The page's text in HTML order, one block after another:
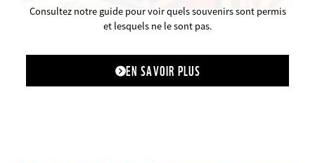
Consultez notre guide pour voir quels souvenirs sont permis
et lesquels ne le sont pas.
EN SAVOIR PLUS